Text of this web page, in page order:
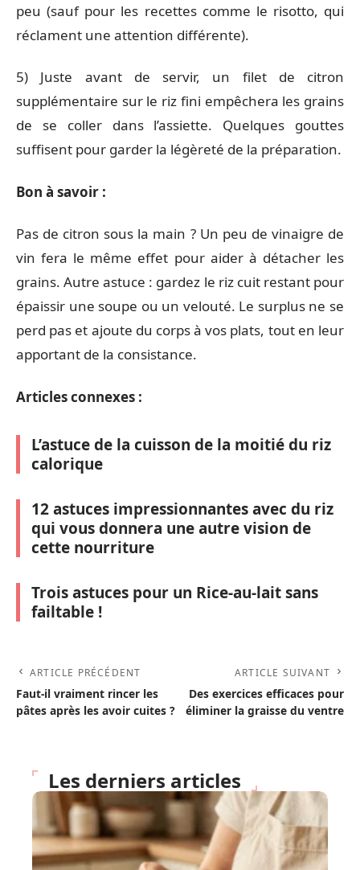
peu (sauf pour les recettes comme le risotto, qui
réclament une attention différente).
5) Juste avant de servir, un filet de citron
supplémentaire sur le riz fini empêchera les grains
de se coller dans l’assiette. Quelques gouttes
suffisent pour garder la légèreté de la préparation.
Bon à savoir :
Pas de citron sous la main ? Un peu de vinaigre de
vin fera le même effet pour aider à détacher les
grains. Autre astuce : gardez le riz cuit restant pour
épaissir une soupe ou un velouté. Le surplus ne se
perd pas et ajoute du corps à vos plats, tout en leur
apportant de la consistance.
Articles connexes :
L’astuce de la cuisson de la moitié du riz
calorique
12 astuces impressionnantes avec du riz
qui vous donnera une autre vision de
cette nourriture
Trois astuces pour un Rice-au-lait sans
failtable !
ARTICLE PRÉCÉDENT
Faut-il vraiment rincer les
pâtes après les avoir cuites ?
ARTICLE SUIVANT
Des exercices efficaces pour
éliminer la graisse du ventre
Les derniers articles